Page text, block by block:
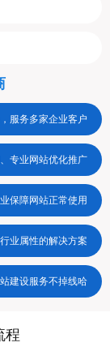
服务多家企业客户
专业网站优化推广
保障网站正常使用
业属性的解决方案
建设服务不掉线哈
程